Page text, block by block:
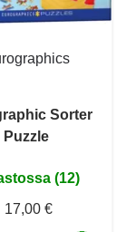
Sorter
Puzzle
(12)
17,00 €